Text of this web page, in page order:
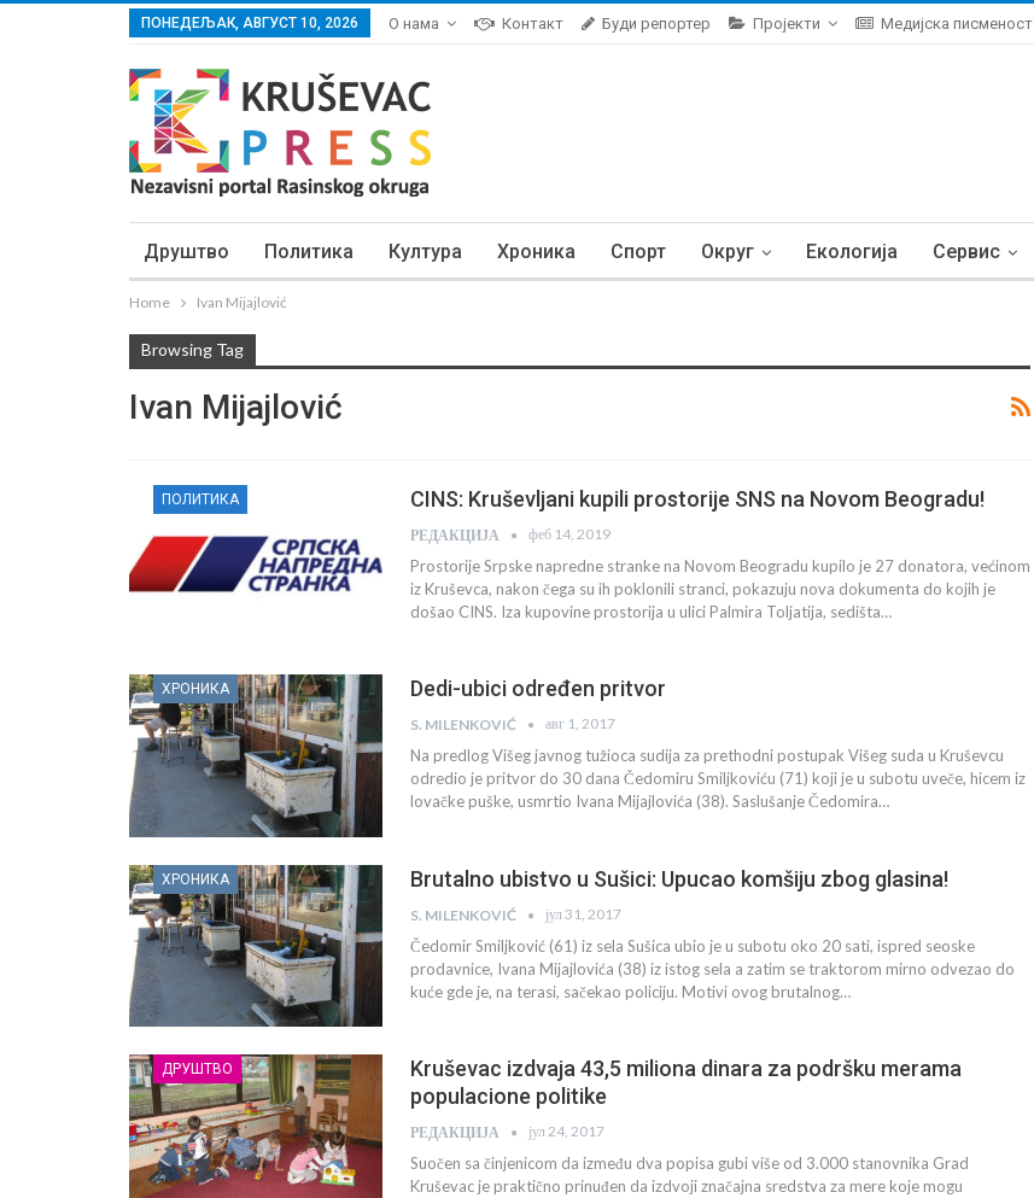
ПОНЕДЕЉАК, АВГУСТ 10, 2026 О нама Контакт Буди репортер Пројекти Медијска писменост
Друштво Политика Култура Хроника Спорт Округ Екологија Сервис
Home Ivan Mijajlović
Browsing Tag
Ivan Mijajlović
ПОЛИТИКА CINS: Kruševljani kupili prostorije SNS na Novom Beogradu!
РЕДАКЦИЈА феб 14, 2019
Prostorije Srpske napredne stranke na Novom Beogradu kupilo je 27 donatora, većinom
iz Kruševca, nakon čega su ih poklonili stranci, pokazuju nova dokumenta do kojih je
došao CINS. Iza kupovine prostorija u ulici Palmira Toljatija, sedišta…
ХРОНИКА Dedi-ubici određen pritvor
S. MILENKOVIĆ авг 1, 2017
Na predlog Višeg javnog tužioca sudija za prethodni postupak Višeg suda u Kruševcu
odredio je pritvor do 30 dana Čedomiru Smiljkoviću (71) koji je u subotu uveče, hicem iz
lovačke puške, usmrtio Ivana Mijajlovića (38). Saslušanje Čedomira…
ХРОНИКА Brutalno ubistvo u Sušici: Upucao komšiju zbog glasina!
S. MILENKOVIĆ јул 31, 2017
Čedomir Smiljković (61) iz sela Sušica ubio je u subotu oko 20 sati, ispred seoske
prodavnice, Ivana Mijajlovića (38) iz istog sela a zatim se traktorom mirno odvezao do
kuće gde je, na terasi, sačekao policiju. Motivi ovog brutalnog…
ДРУШТВО
Kruševac izdvaja 43,5 miliona dinara za podršku merama
populacione politike
РЕДАКЦИЈА јул 24, 2017
Suočen sa činjenicom da između dva popisa gubi više od 3.000 stanovnika Grad
Kruševac je praktično prinuđen da izdvoji značajna sredstva za mere koje mogu